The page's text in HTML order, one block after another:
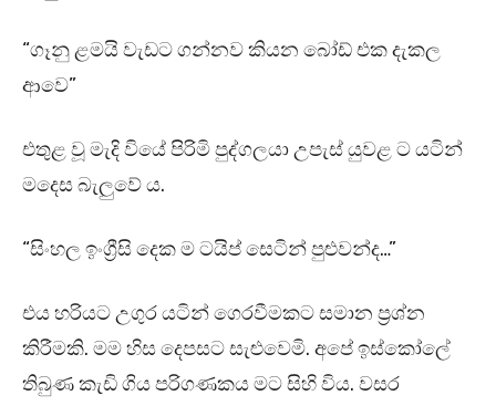
“ගෑනු ළමයි වැඩට ගන්නව කියන බෝඩ් එක දැකල
ආවෙ”
එතුළ වූ මැදි වියේ පිරිමි පුද්ගලයා උපැස් යුවළ ට යටින්
මදෙස බැලුවේ ය.
“සිංහල ඉංග්‍රීසි දෙක ම ටයිප් සෙටින් පුළුවන්ද…”
එය හරියට උගුර යටින් ගෙරවීමකට සමාන ප්‍රශ්න
කිරීමකි. මම හිස දෙපසට සැළුවෙමි. අපේ ඉස්කෝලේ
තිබුණ කැඩි ගිය පරිගණකය මට සිහි විය. වසර